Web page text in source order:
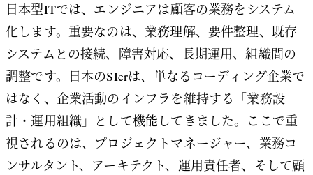
日本型ITでは、エンジニアは顧客の業務をシステム
化します。重要なのは、業務理解、要件整理、既存
システムとの接続、障害対応、長期運用、組織間の
調整です。日本のSIerは、単なるコーディング企業で
はなく、企業活動のインフラを維持する「業務設
計・運用組織」として機能してきました。ここで重
視されるのは、プロジェクトマネージャー、業務コ
ンサルタント、アーキテクト、運用責任者、そして顧